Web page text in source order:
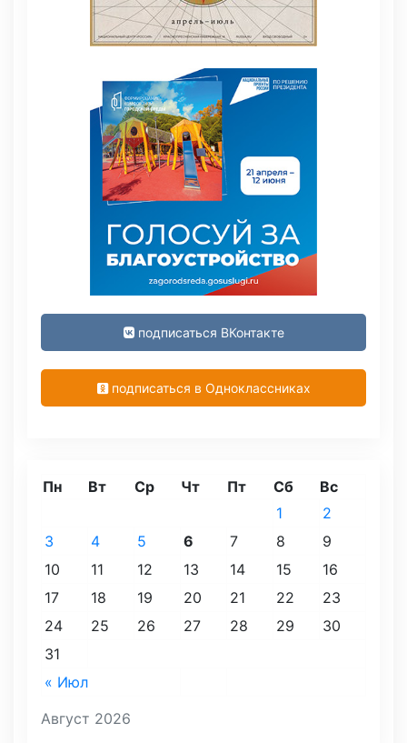
подписаться ВКонтакте
подписаться в Одноклассниках
Август 2026
Пн Вт Ср Чт Пт Сб Вс
« Июл
1
2
3
4 5 6 7 8
9
10
11 12 13 14 15
16
17
18 19 20 21 22
23
24
25 26 27 28 29
30
31